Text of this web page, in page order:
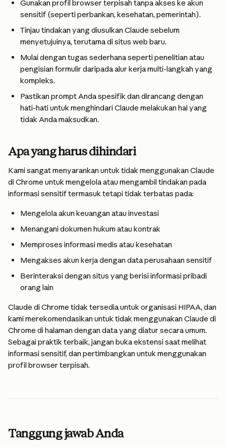
Gunakan profil browser terpisah tanpa akses ke akun
sensitif (seperti perbankan, kesehatan, pemerintah).
Tinjau tindakan yang diusulkan Claude sebelum
menyetujuinya, terutama di situs web baru.
Mulai dengan tugas sederhana seperti penelitian atau
pengisian formulir daripada alur kerja multi-langkah yang
kompleks.
Pastikan prompt Anda spesifik dan dirancang dengan
hati-hati untuk menghindari Claude melakukan hal yang
tidak Anda maksudkan.
Apa yang harus dihindari
Kami sangat menyarankan untuk tidak menggunakan Claude
di Chrome untuk mengelola atau mengambil tindakan pada
informasi sensitif termasuk tetapi tidak terbatas pada:
Mengelola akun keuangan atau investasi
Menangani dokumen hukum atau kontrak
Memproses informasi medis atau kesehatan
Mengakses akun kerja dengan data perusahaan sensitif
Berinteraksi dengan situs yang berisi informasi pribadi
orang lain
Claude di Chrome tidak tersedia untuk organisasi HIPAA, dan
kami merekomendasikan untuk tidak menggunakan Claude di
Chrome di halaman dengan data yang diatur secara umum.
Sebagai praktik terbaik, jangan buka ekstensi saat melihat
informasi sensitif, dan pertimbangkan untuk menggunakan
profil browser terpisah.
Tanggung jawab Anda